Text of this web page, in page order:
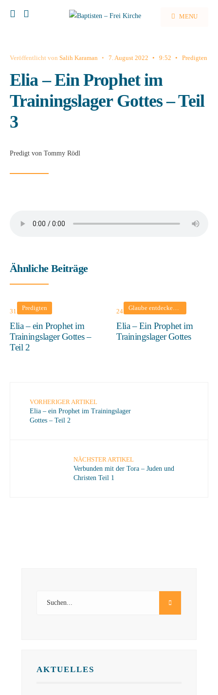
MENU
Veröffentlicht von Salih Karaman • 7. August 2022 • 9:52 • Predigten
Elia – Ein Prophet im
Trainingslager Gottes – Teil
3
Predigt von Tommy Rödl
Ähnliche Beiträge
Predigten
31. Juli 2022
Elia – ein Prophet im
Trainingslager Gottes –
Teil 2
Glaube entdecken•
24. Juli 2022
Elia – Ein Prophet im
Trainingslager Gottes
VORHERIGER ARTIKEL
Elia – ein Prophet im Trainingslager
Gottes – Teil 2
NÄCHSTER ARTIKEL
Verbunden mit der Tora – Juden und
Christen Teil 1
AKTUELLES